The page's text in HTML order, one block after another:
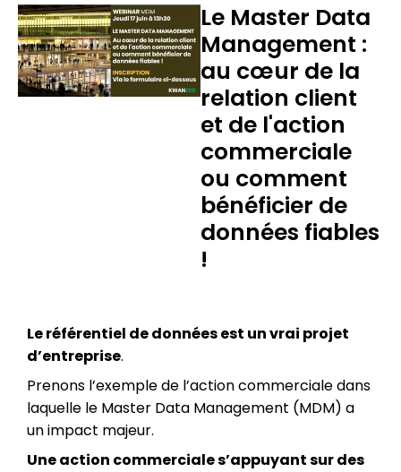
Le Master Data
Management :
au cœur de la
relation client
et de l'action
commerciale
ou comment
bénéficier de
données fiables
!
Le référentiel de données est un vrai projet
d’entreprise.
Prenons l’exemple de l’action commerciale dans
laquelle le Master Data Management (MDM) a
un impact majeur.
Une action commerciale s’appuyant sur des